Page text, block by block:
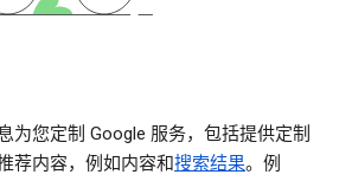
为您定制 Google 服务，包括提供定制
荐内容，例如内容和搜索结果。例